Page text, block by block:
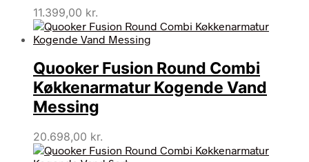
11.399,00 kr.
Quooker Fusion Round Combi
Køkkenarmatur Kogende Vand
Messing
20.698,00 kr.